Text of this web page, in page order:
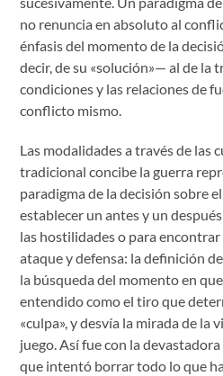
no renuncia en absoluto al
énfasis del momento de la
decir, de su «solución»— al de la
condiciones y las relaciones de
conflicto mismo.
Las modalidades a través de las
tradicional concibe la guerra
paradigma de la decisión sobre
establecer un antes y un
las hostilidades o para
ataque y defensa: la definición
la búsqueda del momento en
entendido como el tiro que
«culpa», y desvía la mirada de la
juego. Así fue con la
que intentó borrar todo lo que